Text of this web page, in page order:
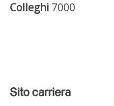
Colleghi 7000
Sito carriera